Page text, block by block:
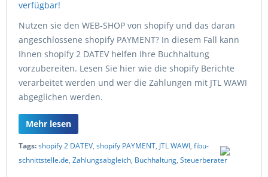
Nutzen sie den WEB-SHOP von shopify und das daran
angeschlossene shopify PAYMENT? In diesem Fall kann
Ihnen shopify 2 DATEV helfen Ihre Buchhaltung
vorzubereiten. Lesen Sie hier wie die shopify Berichte
verarbeitet werden und wer die Zahlungen mit JTL WAWI
abgeglichen werden.
Mehr lesen
Tags:shopify 2 DATEV, shopify PAYMENT, JTL WAWI, fibu-
schnittstelle.de, Zahlungsabgleich, Buchhaltung, Steuerberater